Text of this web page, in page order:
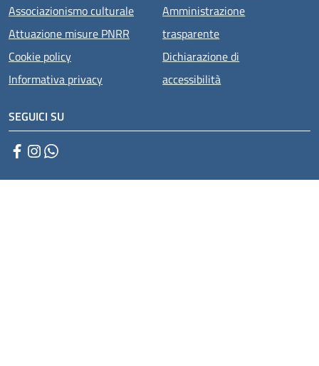
Associazionismo culturale
Attuazione misure PNRR
Cookie policy
Informativa privacy
Amministrazione
trasparente
Dichiarazione di
accessibilità
SEGUICI SU
FacebookInstagram